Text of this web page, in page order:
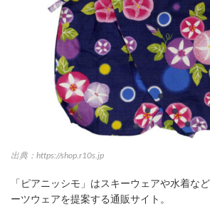
出典：https://shop.r10s.jp
「ピアニッシモ」はスキーウェアや水着な
ーツウェアを提案する通販サイト。